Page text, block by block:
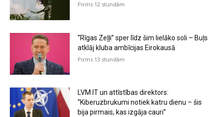
Pirms 12 stundām
“Rīgas Zeļļi” sper līdz šim lielāko soli – Buļs
atklāj kluba ambīcijas Eirokausā
Pirms 13 stundām
LVM IT un attīstības direktors:
“Kiberuzbrukumi notiek katru dienu – šis
bija pirmais, kas izgāja cauri”